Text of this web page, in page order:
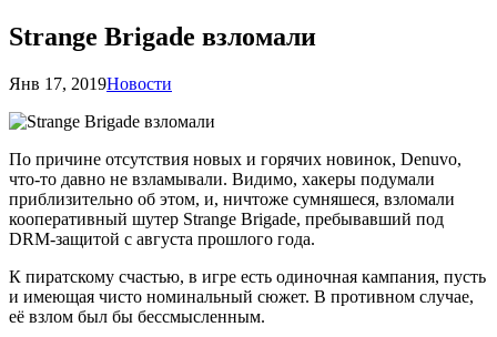
Strange Brigade взломали
Янв 17, 2019Новости
По причине отсутствия новых и горячих новинок, Denuvo,
что-то давно не взламывали. Видимо, хакеры подумали
приблизительно об этом, и, ничтоже сумняшеся, взломали
кооперативный шутер Strange Brigade, пребывавший под
DRM-защитой с августа прошлого года.
К пиратскому счастью, в игре есть одиночная кампания, пусть
и имеющая чисто номинальный сюжет. В противном случае,
её взлом был бы бессмысленным.